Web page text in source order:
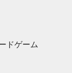
ドゲーム